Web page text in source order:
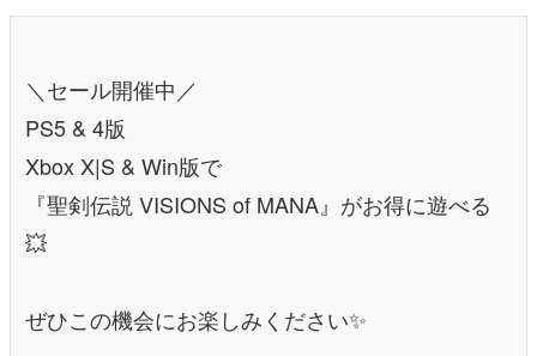
＼セール開催中／
PS5 & 4版
Xbox X|S & Win版で
『聖剣伝説 VISIONS of MANA』がお得に遊べる
💥
ぜひこの機会にお楽しみください✨